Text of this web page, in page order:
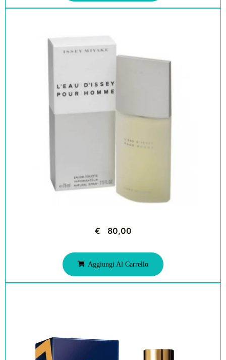
€ 80,00
Aggiungi Al Carrello